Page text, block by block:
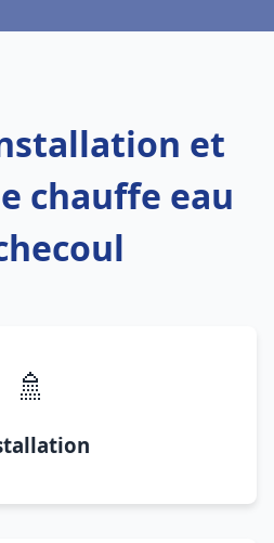
et
chauffe eau
🚿